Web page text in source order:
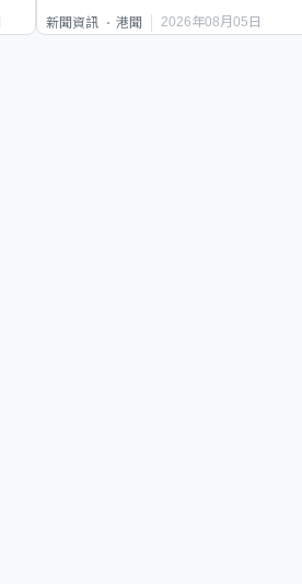
新聞資訊 港聞 2026年08月05日